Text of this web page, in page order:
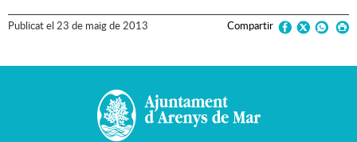
Publicatel 23 de maigde2013 Compartir